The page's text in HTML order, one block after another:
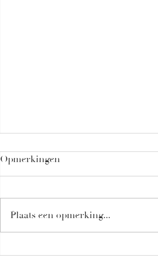
Opmerkingen
Plaats een opmerking...